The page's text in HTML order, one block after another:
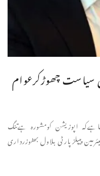
سیاست چھوڑکرعوام
اپوزیشن کومشورہ ہےتنگ
پیپلزپارٹی بلاول بھٹوزرداری